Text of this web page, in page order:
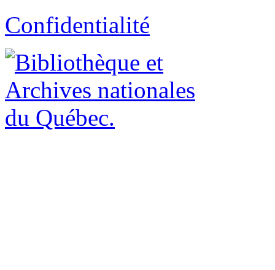
Confidentialité